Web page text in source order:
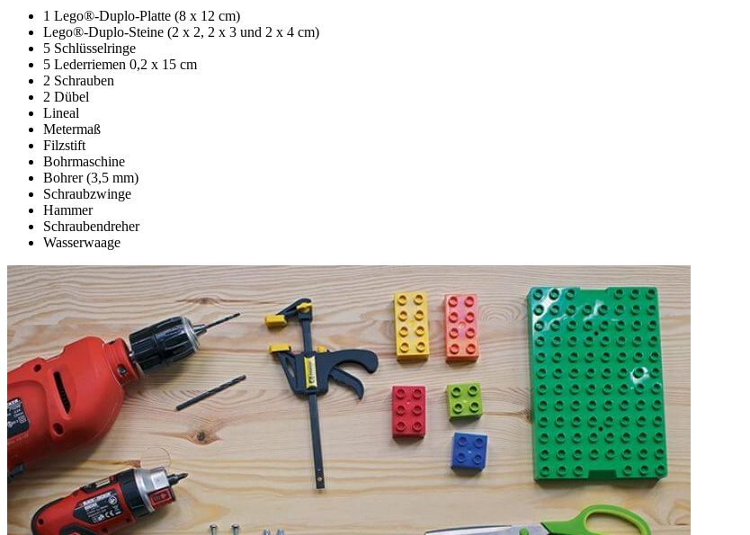
1 Lego®-Duplo-Platte (8 x 12 cm)
Lego®-Duplo-Steine (2 x 2, 2 x 3 und 2 x 4 cm)
5 Schlüsselringe
5 Lederriemen 0,2 x 15 cm
2 Schrauben
2 Dübel
Lineal
Metermaß
Filzstift
Bohrmaschine
Bohrer (3,5 mm)
Schraubzwinge
Hammer
Schraubendreher
Wasserwaage